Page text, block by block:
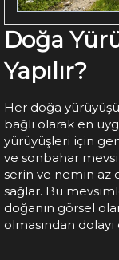
Doğa
Yapılır?
Her doğa
bağlı olarak en
yürüyüşleri için
ve sonbahar
serin ve nemin az
sağlar. Bu
doğanın görsel
olmasından